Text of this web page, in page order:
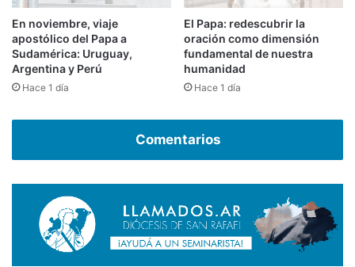
En noviembre, viaje
apostólico del Papa a
Sudamérica: Uruguay,
Argentina y Perú
Hace 1 día
El Papa: redescubrir la
oración como dimensión
fundamental de nuestra
humanidad
Hace 1 día
Comentarios